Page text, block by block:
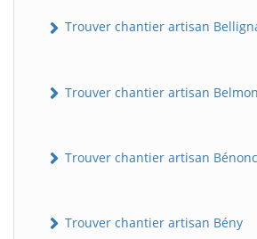
Trouver chantier artisan
Trouver chantier artisan
Trouver chantier artisan
Trouver chantier artisan Bény